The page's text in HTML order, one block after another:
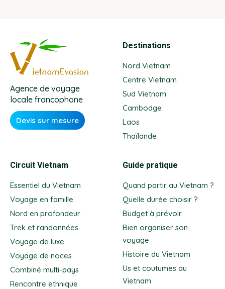
Agence de voyage
locale francophone
Devis sur mesure
Destinations
Nord Vietnam
Centre Vietnam
Sud Vietnam
Cambodge
Laos
Thaïlande
Circuit Vietnam
Essentiel du Vietnam
Voyage en famille
Nord en profondeur
Trek et randonnées
Voyage de luxe
Voyage de noces
Combiné multi-pays
Rencontre ethnique
Guide pratique
Quand partir au Vietnam ?
Quelle durée choisir ?
Budget à prévoir
Bien organiser son
voyage
Histoire du Vietnam
Us et coutumes au
Vietnam